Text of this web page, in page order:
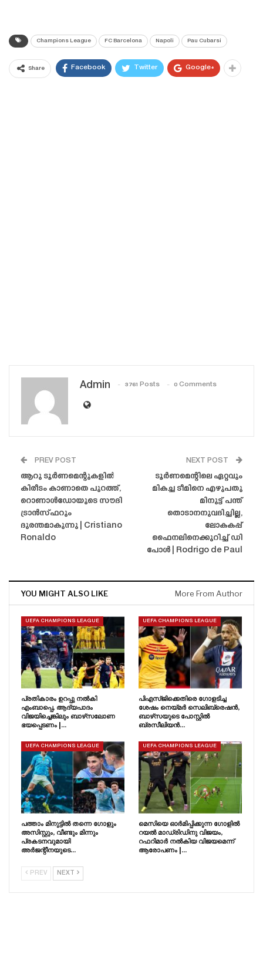
Champions League FC Barcelona Napoli Pau Cubarsi
Share Facebook Twitter Google+
Admin 3761 Posts 0 Comments
PREV POST
ആറു ടൂർണമെന്റുകളിൽ
കിരീടം കാണാതെ പുറത്ത്,
റൊണാൾഡോയുടെ സൗദി
ട്രാൻസ്‌ഫറും
ദുരന്തമാകുന്നു | Cristiano
Ronaldo
NEXT POST
ടൂർണമെന്റിലെ ഏറ്റവും
മികച്ച ടീമിനെ എഴുപതു
മിനുട്ട് പന്ത്
തൊടാനനുവദിച്ചില്ല,
ലോകകപ്പ്
ഫൈനലിനെക്കുറിച്ച് ഡി
പോൾ | Rodrigo de Paul
YOU MIGHT ALSO LIKE More From Author
UEFA CHAMPIONS LEAGUE
പ്രതികാരം ഉറപ്പു നൽകി
എംബാപ്പെ, ആദ്യപാദം
വിജയിച്ചെങ്കിലും ബാഴ്‌സലോണ
ഭയപ്പെടണം |…
UEFA CHAMPIONS LEAGUE
പിഎസ്‌ജിക്കെതിരെ ഗോളടിച്ച
ശേഷം നെയ്‌മർ സെലിബ്രെഷൻ,
ബാഴ്‌സയുടെ പോസ്റ്റിൽ
ബ്രസീലിയൻ…
UEFA CHAMPIONS LEAGUE
പത്താം മിനുട്ടിൽ തന്നെ ഗോളും
അസിസ്റ്റും, വീണ്ടും മിന്നും
പ്രകടനവുമായി
അർജന്റീനയുടെ…
UEFA CHAMPIONS LEAGUE
മെസിയെ ഓർമിപ്പിക്കുന്ന ഗോളിൽ
റയൽ മാഡ്രിഡിനു വിജയം,
റഫറിമാർ നൽകിയ വിജയമെന്ന്
ആരോപണം |…
PREV NEXT